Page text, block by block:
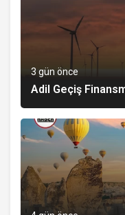
3 gün önce
Adil Geçiş